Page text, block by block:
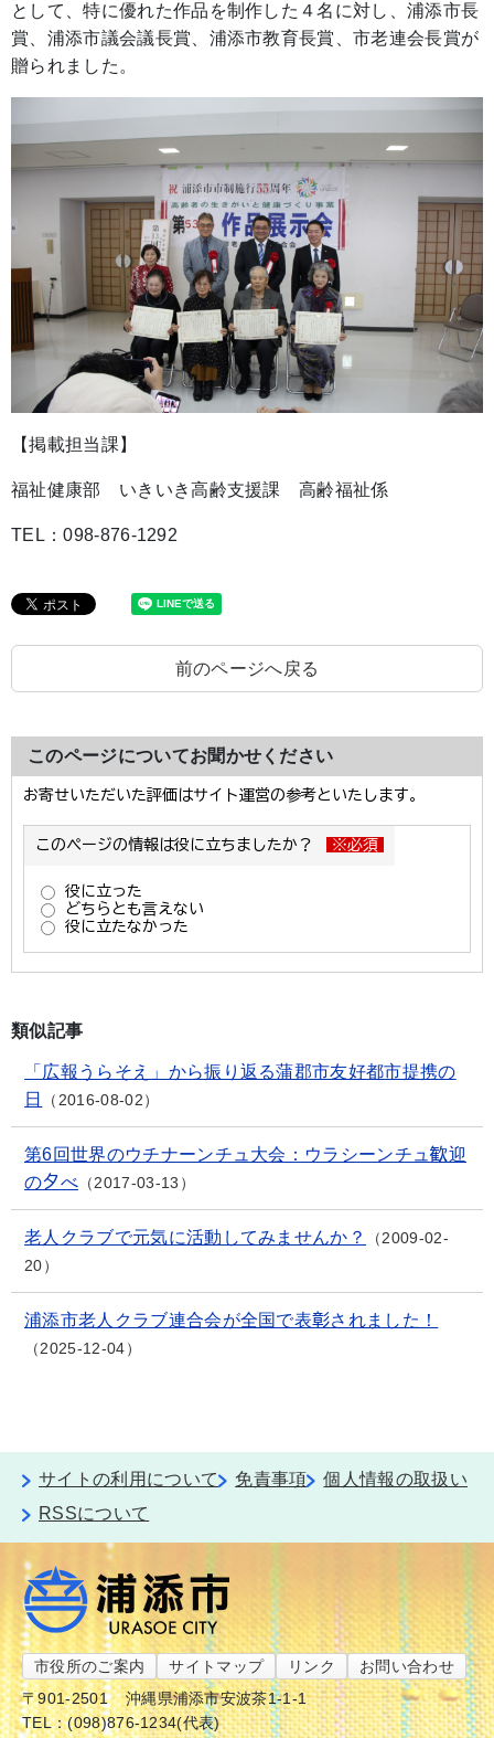
として、特に優れた作品を制作した４名に対し、浦添市長
賞、浦添市議会議長賞、浦添市教育長賞、市老連会長賞が
贈られました。
【掲載担当課】
福祉健康部 いきいき高齢支援課 高齢福祉係
TEL：098-876-1292
前のページへ戻る
このページについてお聞かせください
類似記事
「広報うらそえ」から振り返る蒲郡市友好都市提携の
日
2016-08-02
第6回世界のウチナーンチュ大会：ウラシーンチュ歓迎
の夕べ
2017-03-13
老人クラブで元気に活動してみませんか？
2009-02-
20
浦添市老人クラブ連合会が全国で表彰されました！
2025-12-04
サイトの利用について 免責事項
個人情報の取扱い
RSSについて
市役所のご案内 サイトマップ リンク
お問い合わせ
〒901-2501
沖縄県浦添市安波茶1-1-1
TEL：(098)876-1234(代表)